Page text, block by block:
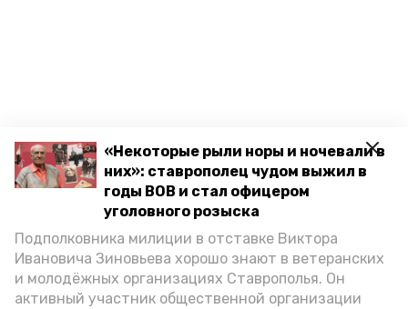
«Некоторые рыли норы и ночевали в
них»: ставрополец чудом выжил в
годы ВОВ и стал офицером
уголовного розыска
Подполковника милиции в отставке Виктора
Ивановича Зиновьева хорошо знают в ветеранских
и молодёжных организациях Ставрополья. Он
активный участник общественной организации